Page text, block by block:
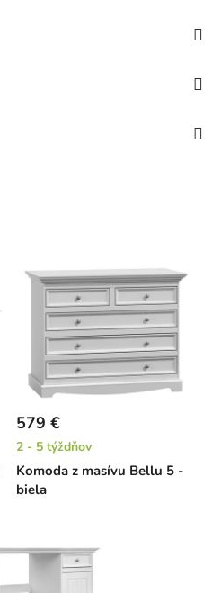
Komoda z masívu Bellu 5 -
biela
579 €
2 - 5 týždňov